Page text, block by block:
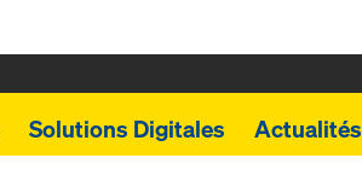
Solutions Digitales Actualités